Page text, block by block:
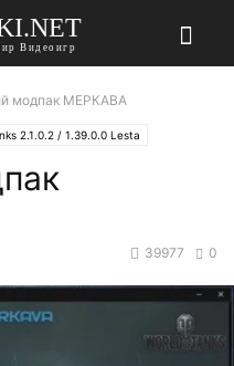
Видеоигр
модпак МЕРКАВА
2.1.0.2 / 1.39.0.0 Lesta
0
39977